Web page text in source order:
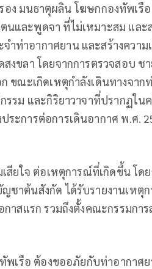
อง มนธาตุผลิน โฆษกกองทัพเ
และพูดจา ที่ไม่เหมาะสม และ
ท่าอากาศยาน และสร้างควา
งขลา โดยจากการตรวจสอบ ช
ขณะเกิดเหตุกำลังเดินทางจา
รม และกิริยาวาจาที่ปรากฏใน
ะการต่อการเดินอากาศ พ.ศ.
สียใจ ต่อเหตุการณ์ที่เกิดขึ้น โด
ชาต้นสังกัด ได้รับรายงานเหตุ
กาสแรก รวมถึงตั้งคณะกรรมก
พเรือ ต้องขออภัยกับท่าอากา